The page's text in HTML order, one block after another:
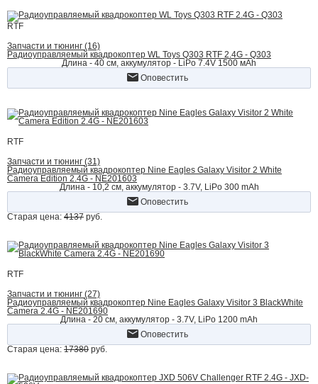
RTF
Запчасти и тюнинг (16)
Радиоуправляемый квадрокоптер WL Toys Q303 RTF 2.4G - Q303
Длина - 40 см, аккумулятор - LiPo 7.4V 1500 мАh
Оповестить
RTF
Запчасти и тюнинг (31)
Радиоуправляемый квадрокоптер Nine Eagles Galaxy Visitor 2 White
Camera Edition 2.4G - NE201603
Длина - 10,2 cм, аккумулятор - 3.7V, LiPo 300 mAh
Оповестить
Старая цена: 4137 руб.
RTF
Запчасти и тюнинг (27)
Радиоуправляемый квадрокоптер Nine Eagles Galaxy Visitor 3 BlackWhite
Camera 2.4G - NE201690
Длина - 20 cм, аккумулятор - 3.7V, LiPo 1200 mAh
Оповестить
Старая цена: 17380 руб.